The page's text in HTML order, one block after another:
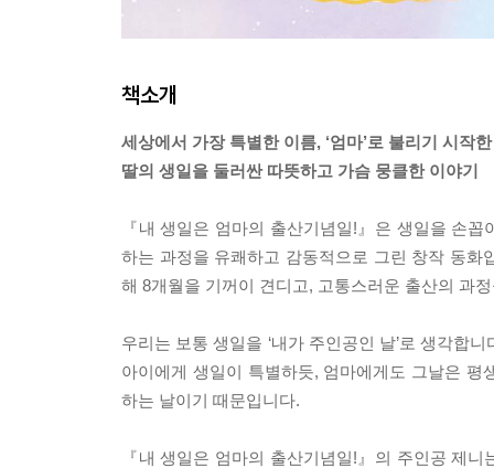
책소개
세상에서 가장 특별한 이름, ‘엄마’로 불리기 시작
딸의 생일을 둘러싼 따뜻하고 가슴 뭉클한 이야기
『내 생일은 엄마의 출산기념일!』은 생일을 손
하는 과정을 유쾌하고 감동적으로 그린 창작 동화
해 8개월을 기꺼이 견디고, 고통스러운 출산의 과
우리는 보통 생일을 ‘내가 주인공인 날’로 생각합
아이에게 생일이 특별하듯, 엄마에게도 그날은 평
하는 날이기 때문입니다.
『내 생일은 엄마의 출산기념일!』의 주인공 제